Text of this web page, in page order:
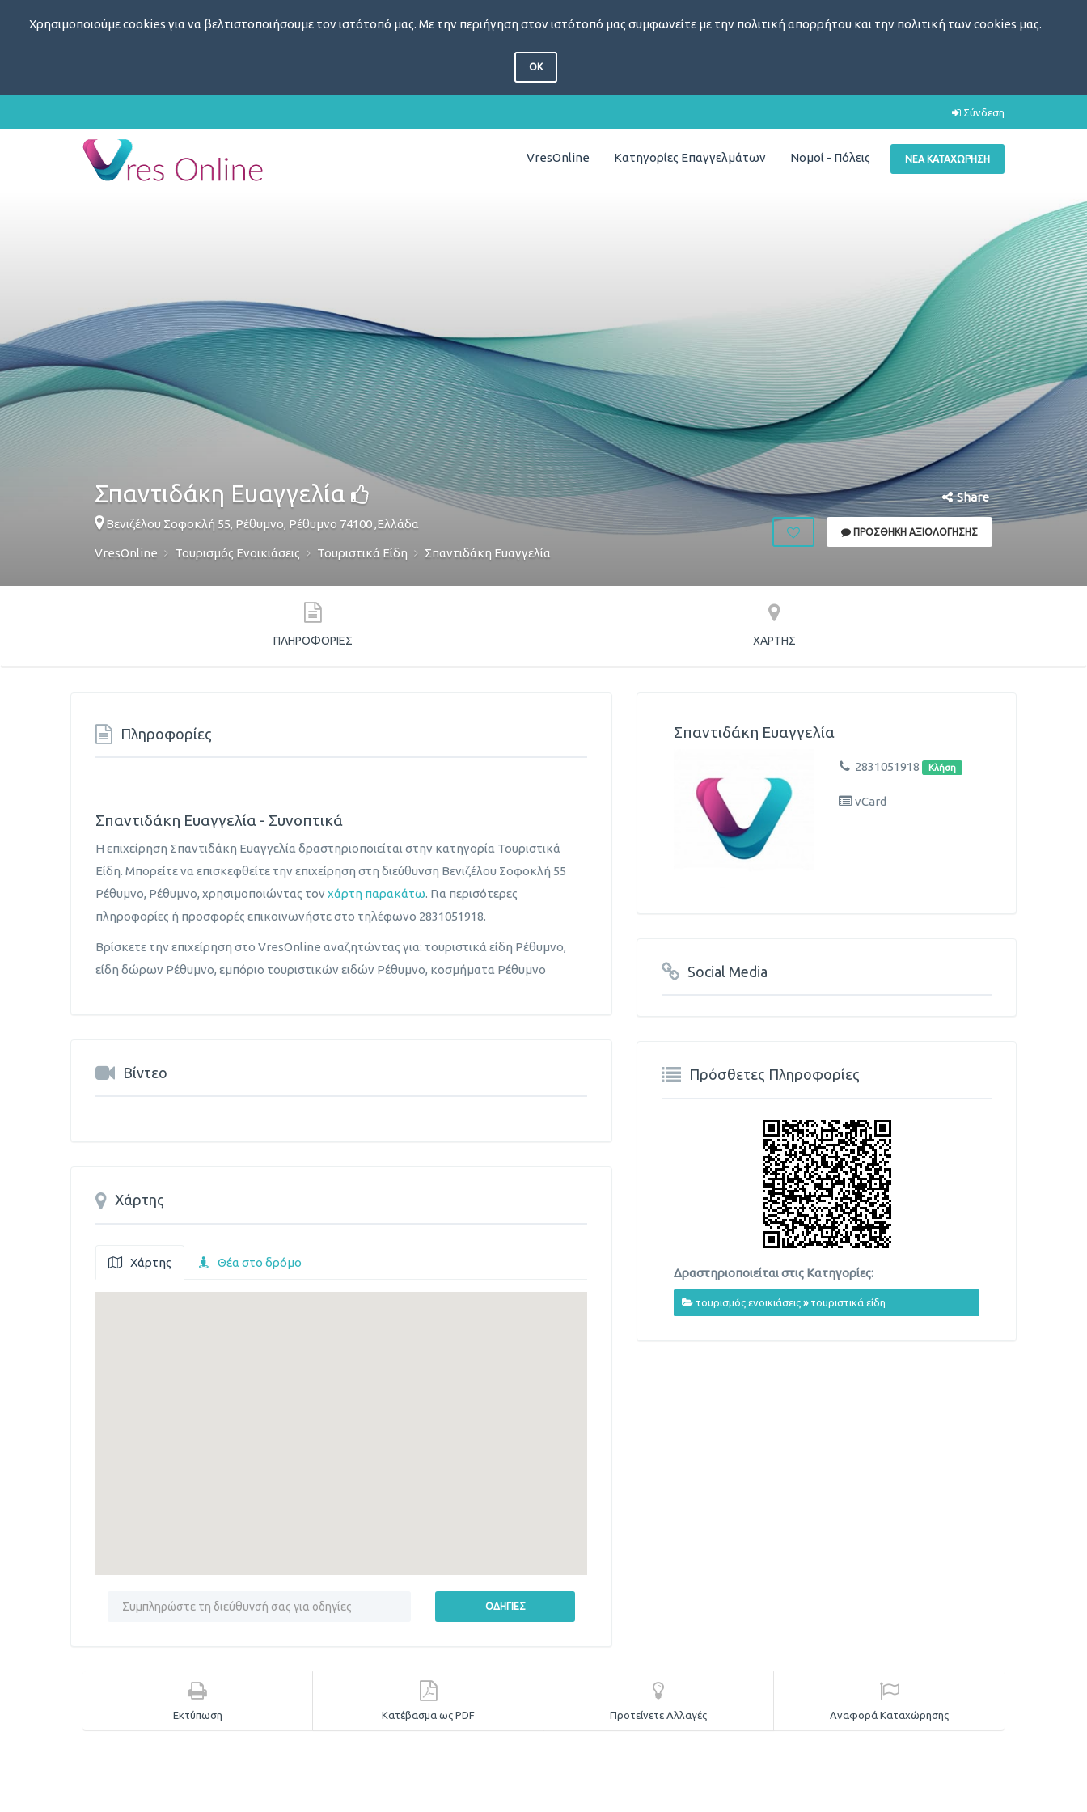
Χρησιμοποιούμε cookies για να βελτιστοποιήσουμε τον ιστότοπό μας. Με την περιήγηση στον ιστότοπό μας συμφωνείτε με την πολιτική απορρήτου και την πολιτική των cookies μας.
OK
Σύνδεση
ΝΈΑ ΚΑΤΑΧΏΡΗΣΗ
VresOnline Κατηγορίες Επαγγελμάτων Νομοί - Πόλεις
Σπαντιδάκη Ευαγγελία
Βενιζέλου Σοφοκλή 55, Ρέθυμνο, Ρέθυμνο 74100,Ελλάδα
VresOnline Τουρισμός Ενοικιάσεις Τουριστικά Είδη Σπαντιδάκη Ευαγγελία
Share
ΠΡΟΣΘΉΚΗ ΑΞΙΟΛΌΓΗΣΗΣ
ΠΛΗΡΟΦΟΡΊΕΣ ΧΆΡΤΗΣ
Πληροφορίες
Σπαντιδάκη Ευαγγελία - Συνοπτικά
Η επιχείρηση Σπαντιδάκη Ευαγγελία δραστηριοποιείται στην κατηγορία Τουριστικά
Είδη. Μπορείτε να επισκεφθείτε την επιχείρηση στη διεύθυνση Βενιζέλου Σοφοκλή 55
Ρέθυμνο, Ρέθυμνο, χρησιμοποιώντας τον χάρτη παρακάτω. Για περισότερες
πληροφορίες ή προσφορές επικοινωνήστε στο τηλέφωνο 2831051918.
Βρίσκετε την επιχείρηση στο VresOnline αναζητώντας για: τουριστικά είδη Ρέθυμνο,
είδη δώρων Ρέθυμνο, εμπόριο τουριστικών ειδών Ρέθυμνο, κοσμήματα Ρέθυμνο
Βίντεο
Χάρτης
Χάρτης Θέα στο δρόμο
Σπαντιδάκη Ευαγγελία
2831051918 Κλήση
vCard
Social Media
Πρόσθετες Πληροφορίες
Δραστηριοποιείται στις Κατηγορίες:
τουρισμός ενοικιάσεις » τουριστικά είδη
Εκτύπωση Κατέβασμα ως PDF Προτείνετε Αλλαγές Αναφορά Καταχώρησης